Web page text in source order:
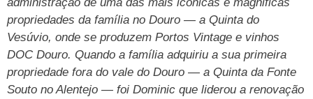
propriedades da família no Douro — a Quinta do
Vesúvio, onde se produzem Portos Vintage e vinhos
DOC Douro. Quando a família adquiriu a sua primeira
propriedade fora do vale do Douro — a Quinta da Fonte
Souto no Alentejo — foi Dominic que liderou a renovação